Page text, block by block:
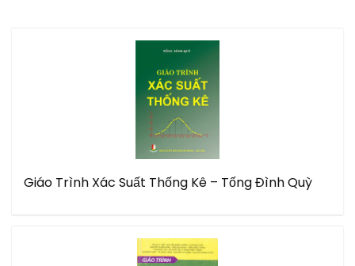
Giáo Trình Xác Suất Thống Kê – Tống Đình Quỳ